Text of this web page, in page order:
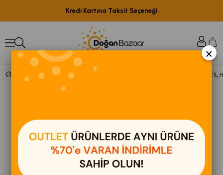
Kredi Kartına Taksit Seçeneği
VEBOX PET WİPES KOVA TEMİZLİK HAVLUSU 300 AD EVCİL
×